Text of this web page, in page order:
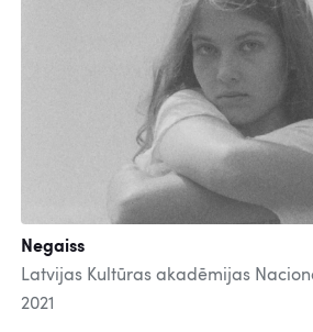
Negaiss
Latvijas Kultūras akadēmijas
2021